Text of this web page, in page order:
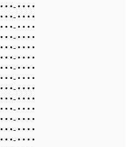
• • •- • • • •
• • •- • • • •
• • •- • • • •
• • •- • • • •
• • •- • • • •
• • •- • • • •
• • •- • • • •
• • •- • • • •
• • •- • • • •
• • •- • • • •
• • •- • • • •
• • •- • • • •
• • •- • • • •
• • •- • • • •